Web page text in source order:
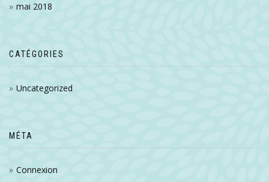
mai 2018
CATÉGORIES
Uncategorized
MÉTA
Connexion